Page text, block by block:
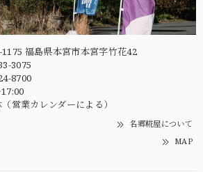
1175 福島県本宮市本宮字竹花42
3075
8700
営業カレンダーによる）
名郷糀屋について
MAP